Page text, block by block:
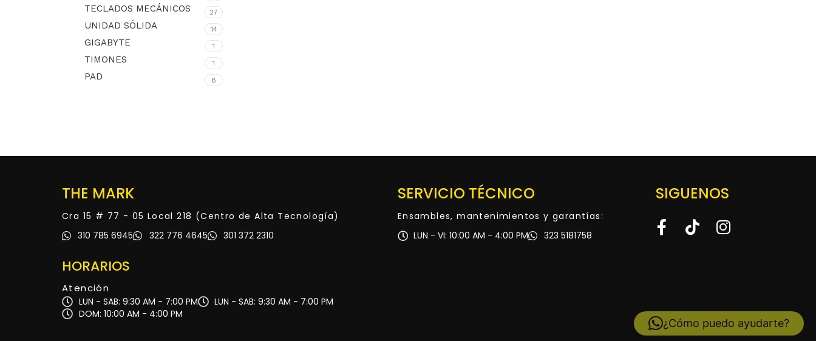
TECLADOS MECÁNICOS 27
UNIDAD SÓLIDA 14
GIGABYTE 1
TIMONES 1
PAD 8
THE MARK
Cra 15 # 77 - 05 Local 218 (Centro de Alta Tecnología)
310 785 6945
322 776 4645 301 372 2310
HORARIOS
Atención
LUN - SAB: 9:30 AM - 7:00 PM
LUN - SAB: 9:30 AM - 7:00 PM
DOM: 10:00 AM - 4:00 PM
SERVICIO TÉCNICO
Ensambles, mantenimientos y garantías:
LUN - VI: 10:00 AM - 4:00 PM
323 5181758
SIGUENOS
¿Cómo puedo ayudarte?